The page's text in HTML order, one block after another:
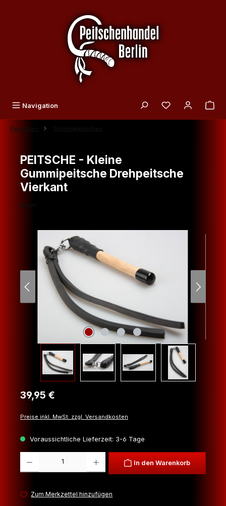
Navigation Du hast 0
Peitschen
PEITSCHE - Kleine
Gummipeitsche Drehpeitsche
Vierkant
Eigen
Bildergalerie überspringen
Regulärer Preis:
39,95 €
Preise inkl. MwSt. zzgl. Versandkosten
Voraussichtliche Lieferzeit: 3-6 Tage
In den Warenkorb
Zum Merkzettel hinzufügen